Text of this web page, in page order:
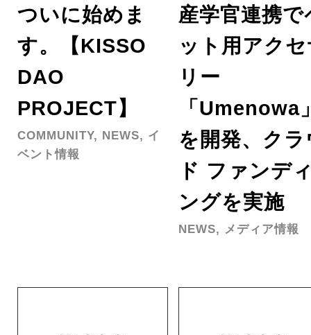
ついに始めま
す。【KISSO
DAO
PROJECT】
COMMUNITY, NEWS, イ
ベント情報
産学官連携で
ット用アク
リー
「Umenowa
を開発、クラ
ド ファンデ
ングを実施
NEWS, メディア情報